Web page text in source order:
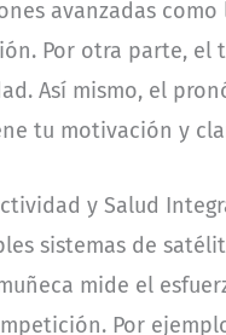
avanzadas
Por otra parte,
Así mismo, el
tu motivación y
y Salud
sistemas de
mide el
Por